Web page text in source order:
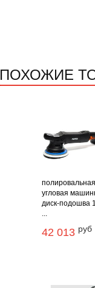
ПОХОЖИЕ
угловая
диск-подошва
...
42 013 руб